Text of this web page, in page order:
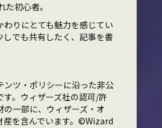
初心者。
りにとても魅力を感じてい
でも共有したく、記事を書
ンツ・ポリシーに沿った非公
す。ウィザーズ社の認可/許
一部に、ウィザーズ・オ
産を含んでいます。©Wizard